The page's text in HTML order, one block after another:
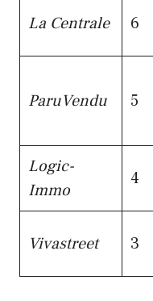
La Centrale 6
ParuVendu 5
Logic-
Immo
4
Vivastreet 3